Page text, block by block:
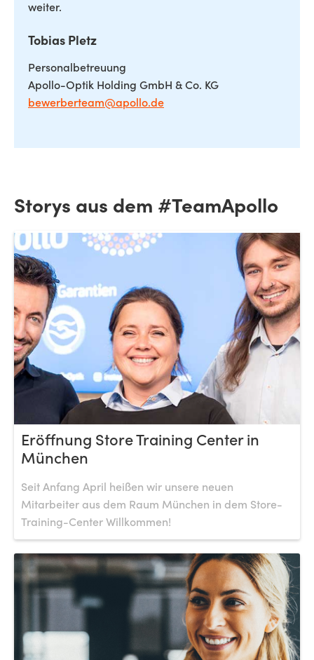
weiter.
Tobias Pletz
Personalbetreuung
Apollo-Optik Holding GmbH & Co. KG
bewerberteam@apollo.de
Storys aus dem #TeamApollo
Eröffnung Store Training Center in
München
Seit Anfang April heißen wir unsere neuen
Mitarbeiter aus dem Raum München in dem Store-
Training-Center Willkommen!